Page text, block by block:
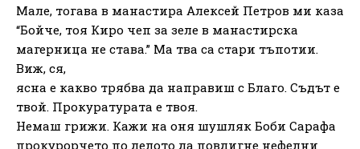
Мале, тогава в манастира Алексей Петров ми каза
“Бойче, тоя Киро чеп за зеле в манастирска
магерница не става.” Ма тва са стари тъпотии.
Виж, ся,
ясна е какво трябва да направиш с Благо. Съдът е
твой. Прокуратурата е твоя.
Немаш грижи. Кажи на оня шушляк Боби Сарафа
прокурорчето по делото да повдигне нефелни